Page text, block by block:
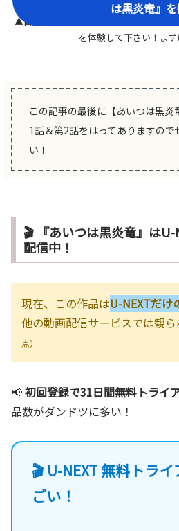
は黒炎竜』
▲自分の好きなタイミングでいつでも解
を体験して下さい！ま
この記事の最後に【あいつは黒
1話＆第2話をはってありますの
い！
🎬 『あいつは黒炎竜』は
配信中！
現在、この作品はU-NEXTだけ
他の動画配信サービスでは観
点）
📢初回登録で31日間無料トライ
品数がダンドツに多い！
🎬 U-NEXT 無料トラ
ごい！